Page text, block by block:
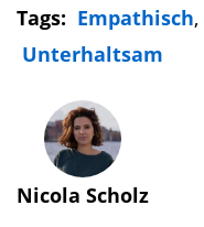
Tags: Empathisch,
Unterhaltsam
Nicola Scholz